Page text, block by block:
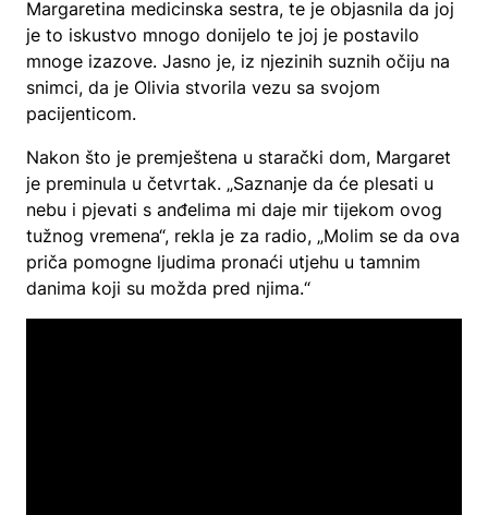
Margaretina medicinska sestra, te je objasnila da joj
je to iskustvo mnogo donijelo te joj je postavilo
mnoge izazove. Jasno je, iz njezinih suznih očiju na
snimci, da je Olivia stvorila vezu sa svojom
pacijenticom.
Nakon što je premještena u starački dom, Margaret
je preminula u četvrtak. „Saznanje da će plesati u
nebu i pjevati s anđelima mi daje mir tijekom ovog
tužnog vremena“, rekla je za radio, „Molim se da ova
priča pomogne ljudima pronaći utjehu u tamnim
danima koji su možda pred njima.“